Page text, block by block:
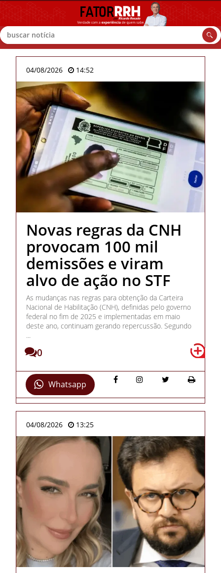
Buscar
04/08/2026 14:52
Novas regras da CNH
provocam 100 mil
demissões e viram
alvo de ação no STF
As mudanças nas regras para obtenção da Carteira
Nacional de Habilitação (CNH), definidas pelo governo
federal no fim de 2025 e implementadas em maio
deste ano, continuam gerando repercussão. Segundo
...
0
Whatsapp
04/08/2026 13:25